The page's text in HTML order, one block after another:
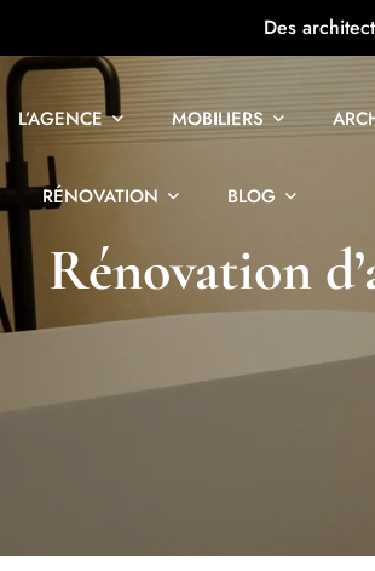
Des
L’AGENCE MOBILIERS
RÉNOVATION BLOG
Rénovation